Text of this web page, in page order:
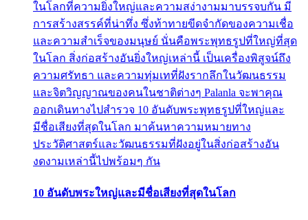
ในโลกที่ความยิ่งใหญ่และความสง่างามมาบรรจบกัน มี
การสร้างสรรค์ที่น่าทึ่ง ซึ่งท้าทายขีดจำกัดของความเชื่อ
และความสำเร็จของมนุษย์ นั่นคือพระพุทธรูปที่ใหญ่ที่สุด
ในโลก สิ่งก่อสร้างอันยิ่งใหญ่เหล่านี้ เป็นเครื่องพิสูจน์ถึง
ความศรัทธา และความทุ่มเทที่ฝังรากลึกในวัฒนธรรม
และจิตวิญญาณของคนในชาติต่างๆ Palanla จะพาคุณ
ออกเดินทางไปสำรวจ 10 อันดับพระพุทธรูปที่ใหญ่และ
มีชื่อเสียงที่สุดในโลก มาค้นหาความหมายทาง
ประวัติศาสตร์และวัฒนธรรมที่ฝังอยู่ในสิ่งก่อสร้างอัน
งดงามเหล่านี้ไปพร้อมๆ กัน
10 อันดับพระใหญ่และมีชื่อเสียงที่สุดในโลก